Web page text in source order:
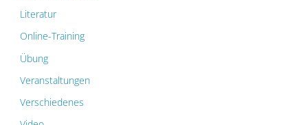
Literatur
Online-Training
Übung
Veranstaltungen
Verschiedenes